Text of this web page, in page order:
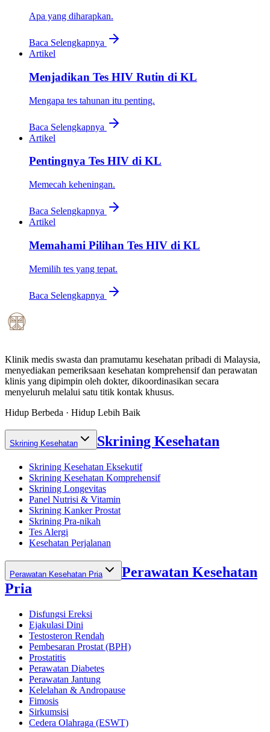
Apa yang diharapkan.
Baca Selengkapnya
Artikel
Menjadikan Tes HIV Rutin di KL
Mengapa tes tahunan itu penting.
Baca Selengkapnya
Artikel
Pentingnya Tes HIV di KL
Memecah keheningan.
Baca Selengkapnya
Artikel
Memahami Pilihan Tes HIV di KL
Memilih tes yang tepat.
Baca Selengkapnya
Klinik medis swasta dan pramutamu kesehatan pribadi di Malaysia,
menyediakan pemeriksaan kesehatan komprehensif dan perawatan
klinis yang dipimpin oleh dokter, dikoordinasikan secara
menyeluruh melalui satu titik kontak khusus.
Hidup Berbeda · Hidup Lebih Baik
Skrining Kesehatan Skrining Kesehatan
Skrining Kesehatan Eksekutif
Skrining Kesehatan Komprehensif
Skrining Longevitas
Panel Nutrisi & Vitamin
Skrining Kanker Prostat
Skrining Pra-nikah
Tes Alergi
Kesehatan Perjalanan
Perawatan Kesehatan Pria
Perawatan Kesehatan
Pria
Disfungsi Ereksi
Ejakulasi Dini
Testosteron Rendah
Pembesaran Prostat (BPH)
Prostatitis
Perawatan Diabetes
Perawatan Jantung
Kelelahan & Andropause
Fimosis
Sirkumsisi
Cedera Olahraga (ESWT)